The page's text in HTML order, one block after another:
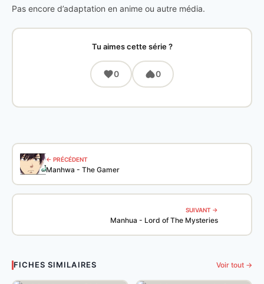
Pas encore d’adaptation en anime ou autre média.
Tu aimes cette série ?
0 0
← PRÉCÉDENT
Manhwa - The Gamer
SUIVANT →
Manhua - Lord of The Mysteries
FICHES SIMILAIRES Voir tout →